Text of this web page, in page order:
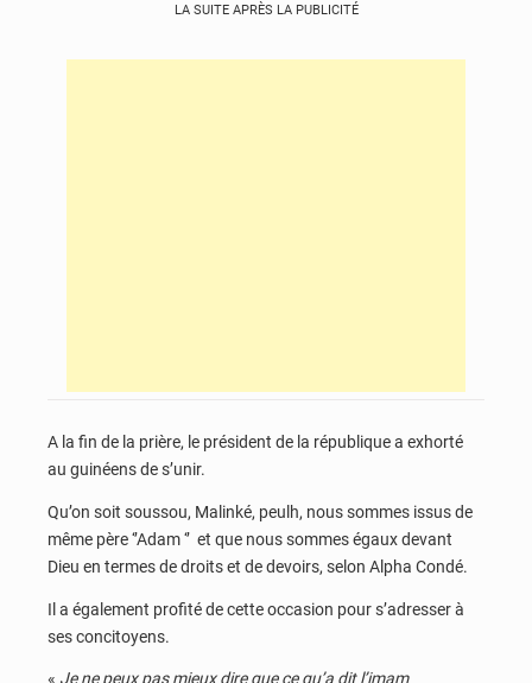
LA SUITE APRÈS LA PUBLICITÉ
A la fin de la prière, le président de la république a exhorté
au guinéens de s’unir.
Qu’on soit soussou, Malinké, peulh, nous sommes issus de
même père ‘’Adam ‘’ et que nous sommes égaux devant
Dieu en termes de droits et de devoirs, selon Alpha Condé.
Il a également profité de cette occasion pour s’adresser à
ses concitoyens.
« Je ne peux pas mieux dire que ce qu’a dit l’imam